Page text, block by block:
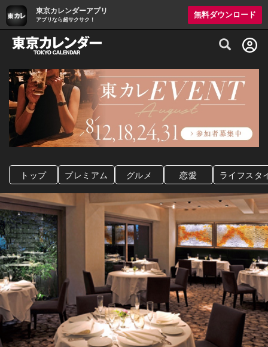
東京カレンダーアプリ
アプリなら超サクサク！
無料ダウンロード
グルメ情報・プレミアムレストラン予約
トップ プレミアム グルメ 恋愛 ライフスタ